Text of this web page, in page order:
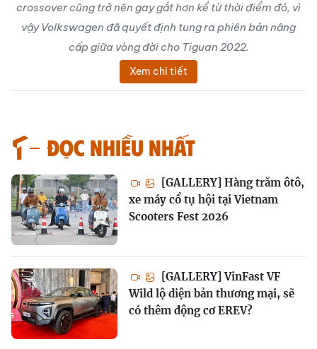
crossover cũng trở nên gay gắt hơn kể từ thời điểm đó, vì
vậy Volkswagen đã quyết định tung ra phiên bản nâng
cấp giữa vòng đời cho Tiguan 2022.
Xem chi tiết
Đọc nhiều nhất
[GALLERY] Hàng trăm ôtô,
xe máy cổ tụ hội tại Vietnam
Scooters Fest 2026
[GALLERY] VinFast VF
Wild lộ diện bản thương mại, sẽ
có thêm động cơ EREV?